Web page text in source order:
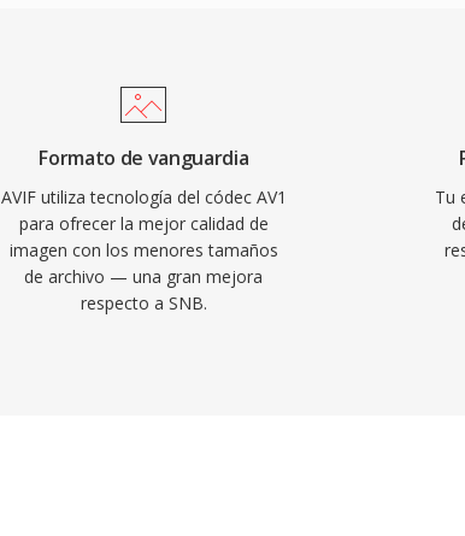
Formato de vanguardia
AVIF utiliza tecnología del códec AV1
para ofrecer la mejor calidad de
imagen con los menores tamaños
de archivo — una gran mejora
respecto a SNB.
Tu